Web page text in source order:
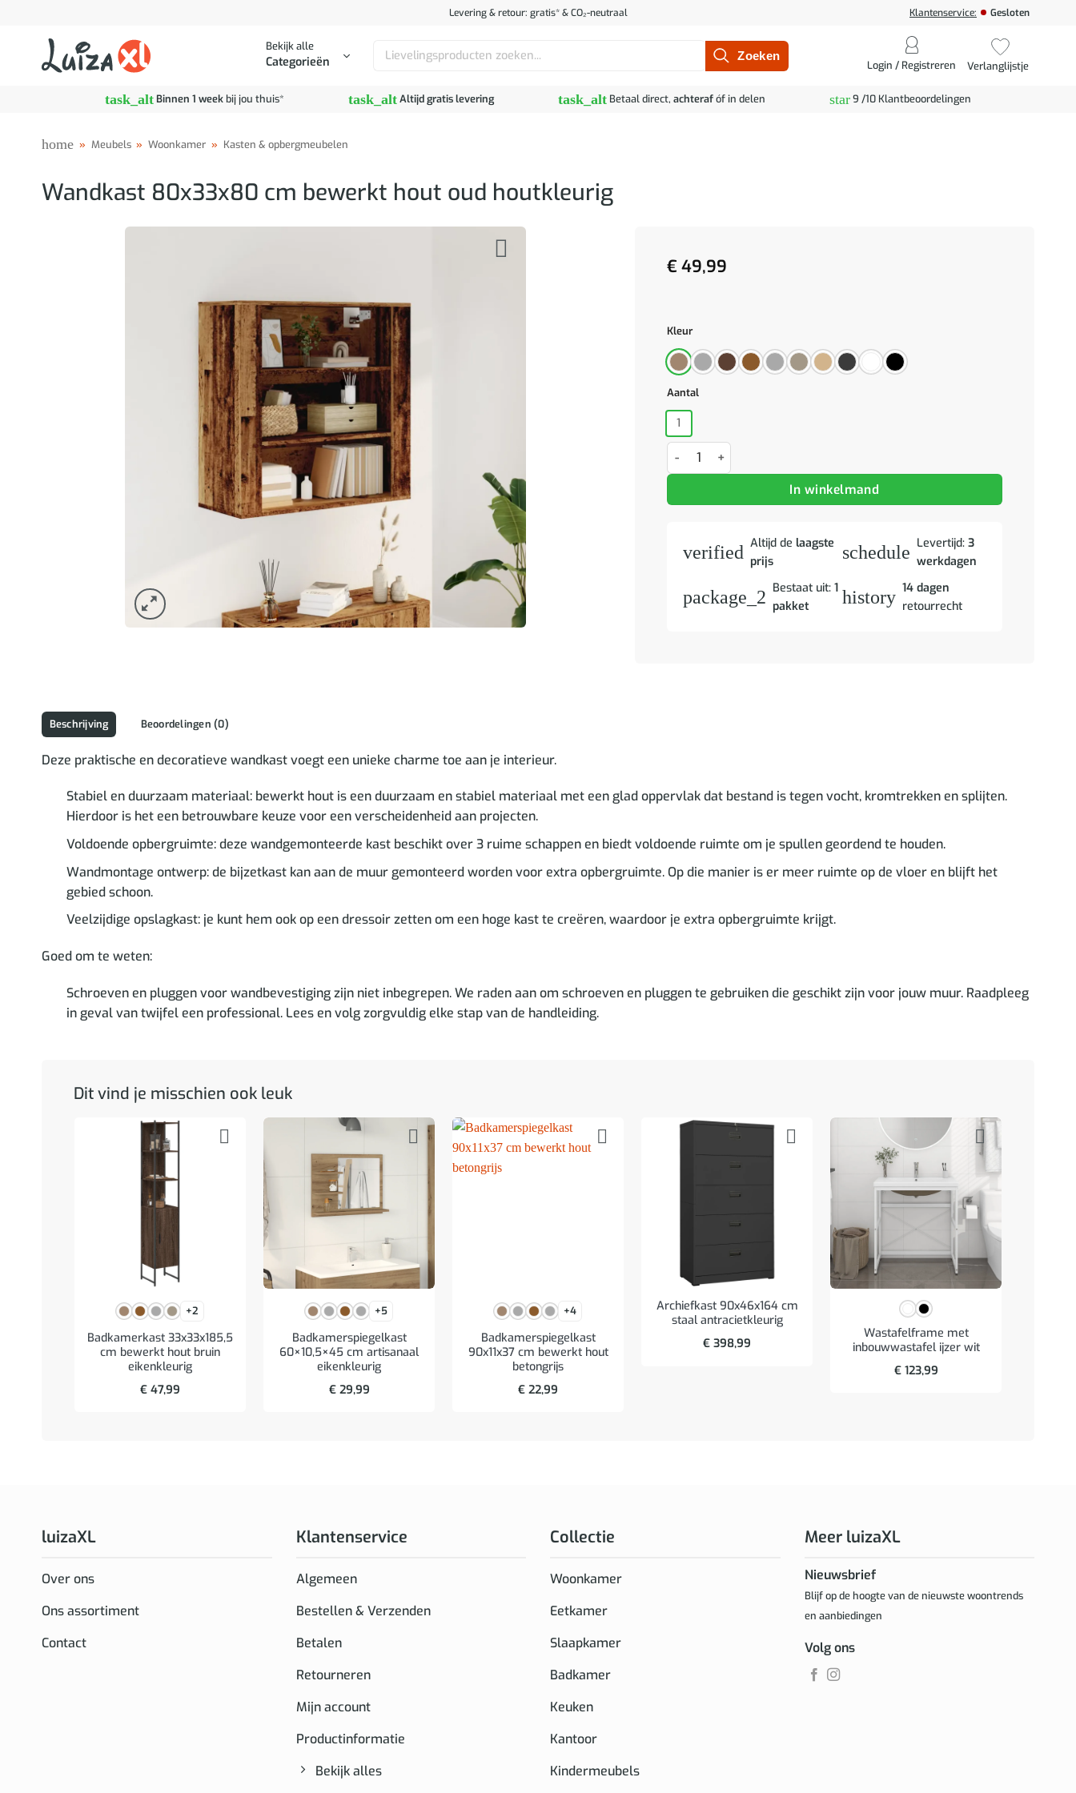
Levering & retour: gratis* & CO₂-neutraal Klantenservice: Gesloten
Bekijk alle
Categorieën
Zoeken
Login / Registreren Verlanglijstje
task_altBinnen 1 weekbij jou thuis* task_altAltijd gratis levering task_alt Betaal direct, achterafóf in delen star9 /10 Klantbeoordelingen
home » Meubels » Woonkamer » Kasten & opbergmeubelen
Wandkast 80x33x80 cm bewerkt hout oud houtkleurig
€ 49,99
Kleur
Aantal
1
Wandkast 80x33x80 cm bewerkt hout oud houtkleurig aantal
In winkelmand
verified Altijd de laagste
prijs
schedule Levertijd:3
werkdagen
package_2 Bestaat uit: 1
pakket
history 14 dagen
retourrecht
Beschrijving Beoordelingen (0)
Deze praktische en decoratieve wandkast voegt een unieke charme toe aan je interieur.
Stabiel en duurzaam materiaal: bewerkt hout is een duurzaam en stabiel materiaal met een glad oppervlak dat bestand is tegen vocht, kromtrekken en splijten.
Hierdoor is het een betrouwbare keuze voor een verscheidenheid aan projecten.
Voldoende opbergruimte: deze wandgemonteerde kast beschikt over 3 ruime schappen en biedt voldoende ruimte om je spullen geordend te houden.
Wandmontage ontwerp: de bijzetkast kan aan de muur gemonteerd worden voor extra opbergruimte. Op die manier is er meer ruimte op de vloer en blijft het
gebied schoon.
Veelzijdige opslagkast: je kunt hem ook op een dressoir zetten om een hoge kast te creëren, waardoor je extra opbergruimte krijgt.
Goed om te weten:
Schroeven en pluggen voor wandbevestiging zijn niet inbegrepen. We raden aan om schroeven en pluggen te gebruiken die geschikt zijn voor jouw muur. Raadpleeg
in geval van twijfel een professional. Lees en volg zorgvuldig elke stap van de handleiding.
Dit vind je misschien ook leuk
+2
Badkamerkast 33x33x185,5
cm bewerkt hout bruin
eikenkleurig
€ 47,99
+5
Badkamerspiegelkast
60×10,5×45 cm artisanaal
eikenkleurig
€29,99
+4
Badkamerspiegelkast
90x11x37 cm bewerkt hout
betongrijs
€ 22,99
Archiefkast 90x46x164 cm
staal antracietkleurig
€ 398,99
Wastafelframe met
inbouwwastafel ijzer wit
€123,99
luizaXL
Over ons
Ons assortiment
Contact
Klantenservice
Algemeen
Bestellen & Verzenden
Betalen
Retourneren
Mijn account
Productinformatie
Bekijk alles
Collectie
Woonkamer
Eetkamer
Slaapkamer
Badkamer
Keuken
Kantoor
Kindermeubels
Meer luizaXL
Nieuwsbrief
Blijf op de hoogte van de nieuwste woontrends
en aanbiedingen
Volg ons